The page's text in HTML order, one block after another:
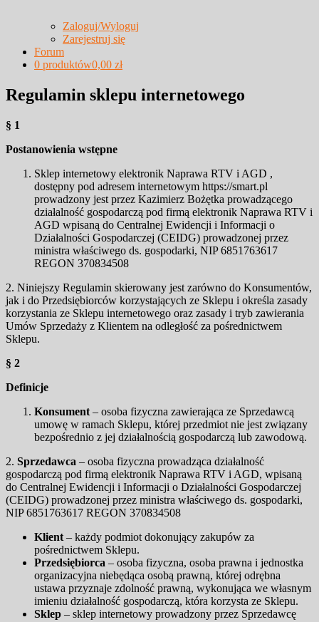
Zaloguj/Wyloguj
Zarejestruj się
Forum
0 produktów0,00 zł
Regulamin sklepu internetowego
§ 1
Postanowienia wstępne
Sklep internetowy elektronik Naprawa RTV i AGD ,
dostępny pod adresem internetowym https://smart.pl
prowadzony jest przez Kazimierz Bożętka prowadzącego
działalność gospodarczą pod firmą elektronik Naprawa RTV i
AGD wpisaną do Centralnej Ewidencji i Informacji o
Działalności Gospodarczej (CEIDG) prowadzonej przez
ministra właściwego ds. gospodarki, NIP 6851763617
REGON 370834508
2. Niniejszy Regulamin skierowany jest zarówno do Konsumentów,
jak i do Przedsiębiorców korzystających ze Sklepu i określa zasady
korzystania ze Sklepu internetowego oraz zasady i tryb zawierania
Umów Sprzedaży z Klientem na odległość za pośrednictwem
Sklepu.
§ 2
Definicje
Konsument – osoba fizyczna zawierająca ze Sprzedawcą
umowę w ramach Sklepu, której przedmiot nie jest związany
bezpośrednio z jej działalnością gospodarczą lub zawodową.
2. Sprzedawca – osoba fizyczna prowadząca działalność
gospodarczą pod firmą elektronik Naprawa RTV i AGD, wpisaną
do Centralnej Ewidencji i Informacji o Działalności Gospodarczej
(CEIDG) prowadzonej przez ministra właściwego ds. gospodarki,
NIP 6851763617 REGON 370834508
Klient – każdy podmiot dokonujący zakupów za
pośrednictwem Sklepu.
Przedsiębiorca – osoba fizyczna, osoba prawna i jednostka
organizacyjna niebędąca osobą prawną, której odrębna
ustawa przyznaje zdolność prawną, wykonująca we własnym
imieniu działalność gospodarczą, która korzysta ze Sklepu.
Sklep – sklep internetowy prowadzony przez Sprzedawcę